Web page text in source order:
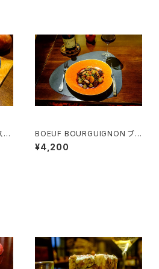
BOEUF BOURGUIGNON ブル
ゴーニュ風牛肉の煮込み （1名
様用）
¥4,200